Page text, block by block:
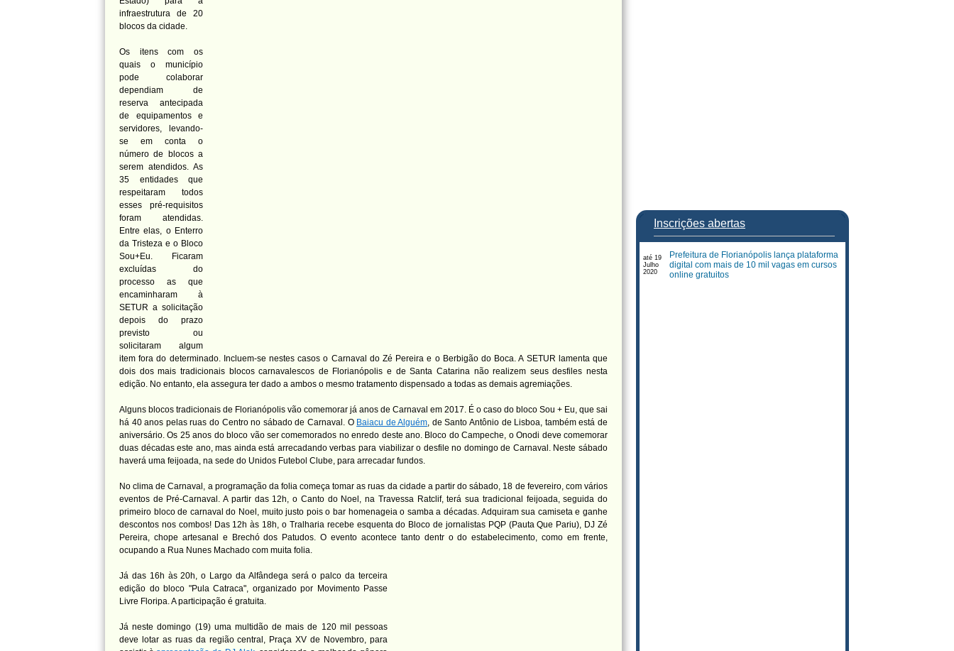
infraestrutura de 20
blocos da cidade.
Os itens com os
quais o município
pode colaborar
dependiam de
reserva antecipada
de equipamentos e
servidores, levando-
se em conta o
número de blocos a
serem atendidos. As
35 entidades que
respeitaram todos
esses pré-requisitos
foram atendidas.
Entre elas, o Enterro
da Tristeza e o Bloco
Sou+Eu. Ficaram
excluídas do
processo as que
encaminharam à
SETUR a solicitação
depois do prazo
previsto ou
solicitaram algum
item fora do determinado. Incluem-se nestes casos o Carnaval do Zé Pereira e o Berbigão do Boca. A SETUR lamenta que
dois dos mais tradicionais blocos carnavalescos de Florianópolis e de Santa Catarina não realizem seus desfiles nesta
edição. No entanto, ela assegura ter dado a ambos o mesmo tratamento dispensado a todas as demais agremiações.
Alguns blocos tradicionais de Florianópolis vão comemorar já anos de Carnaval em 2017. É o caso do bloco Sou + Eu, que sai
há 40 anos pelas ruas do Centro no sábado de Carnaval. O Baiacu de Alguém, de Santo Antônio de Lisboa, também está de
aniversário. Os 25 anos do bloco vão ser comemorados no enredo deste ano. Bloco do Campeche, o Onodi deve comemorar
duas décadas este ano, mas ainda está arrecadando verbas para viabilizar o desfile no domingo de Carnaval. Neste sábado
haverá uma feijoada, na sede do Unidos Futebol Clube, para arrecadar fundos.
No clima de Carnaval, a programação da folia começa tomar as ruas da cidade a partir do sábado, 18 de fevereiro, com vários
eventos de Pré-Carnaval. A partir das 12h, o Canto do Noel, na Travessa Ratclif, terá sua tradicional feijoada, seguida do
primeiro bloco de carnaval do Noel, muito justo pois o bar homenageia o samba a décadas. Adquiram sua camiseta e ganhe
descontos nos combos! Das 12h às 18h, o Tralharia recebe esquenta do Bloco de jornalistas PQP (Pauta Que Pariu), DJ Zé
Pereira, chope artesanal e Brechó dos Patudos. O evento acontece tanto dentr o do estabelecimento, como em frente,
ocupando a Rua Nunes Machado com muita folia.
Já das 16h às 20h, o Largo da Alfândega será o palco da terceira
edição do bloco "Pula Catraca", organizado por Movimento Passe
Livre Floripa. A participação é gratuita.
Já neste domingo (19) uma multidão de mais de 120 mil pessoas
deve lotar as ruas da região central, Praça XV de Novembro, para
Inscrições abertas
até 19
Julho
2020
Prefeitura de Florianópolis lança plataforma
digital com mais de 10 mil vagas em cursos
online gratuitos